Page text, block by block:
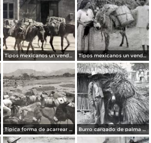
Tipos mexicanos un vendedor de lena. Tipos mexicanos un vendedor de Oaxaca.
Típica forma de acarrear agua Burro cargado de palma para techar